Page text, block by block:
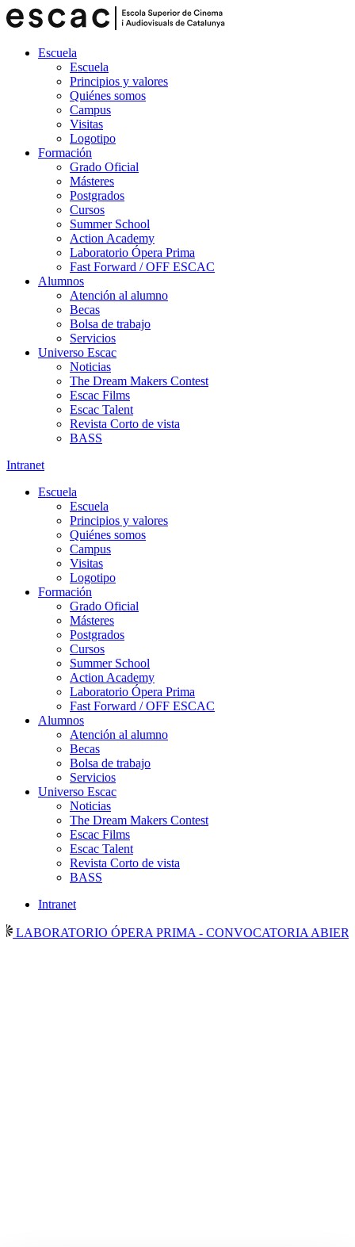
Escuela
Escuela
Principios y valores
Quiénes somos
Campus
Visitas
Logotipo
Formación
Grado Oficial
Másteres
Postgrados
Cursos
Summer School
Action Academy
Laboratorio Ópera Prima
Fast Forward / OFF ESCAC
Alumnos
Atención al alumno
Becas
Bolsa de trabajo
Servicios
Universo Escac
Noticias
The Dream Makers Contest
Escac Films
Escac Talent
Revista Corto de vista
BASS
Intranet
Escuela
Escuela
Principios y valores
Quiénes somos
Campus
Visitas
Logotipo
Formación
Grado Oficial
Másteres
Postgrados
Cursos
Summer School
Action Academy
Laboratorio Ópera Prima
Fast Forward / OFF ESCAC
Alumnos
Atención al alumno
Becas
Bolsa de trabajo
Servicios
Universo Escac
Noticias
The Dream Makers Contest
Escac Films
Escac Talent
Revista Corto de vista
BASS
Intranet
ÓPERA PRIMA - CONVOCATORIA ABIERTA